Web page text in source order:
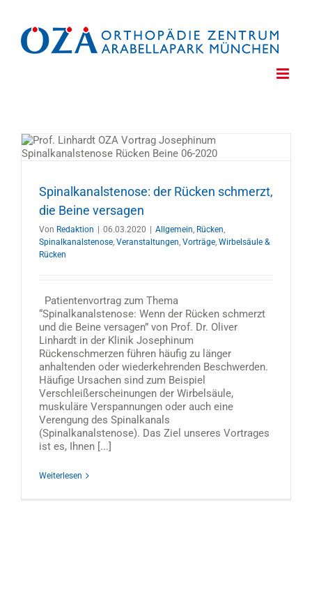
springen
Spinalkanalstenose: der Rücken schmerzt,
die Beine versagen
Von Redaktion 06.03.2020 Allgemein, Rücken,
Spinalkanalstenose, Veranstaltungen, Vorträge, Wirbelsäule &
Rücken
Patientenvortrag zum Thema
“Spinalkanalstenose: Wenn der Rücken schmerzt
und die Beine versagen” von Prof. Dr. Oliver
Linhardt in der Klinik Josephinum
Rückenschmerzen führen häufig zu länger
anhaltenden oder wiederkehrenden Beschwerden.
Häufige Ursachen sind zum Beispiel
Verschleißerscheinungen der Wirbelsäule,
muskuläre Verspannungen oder auch eine
Verengung des Spinalkanals
(Spinalkanalstenose). Das Ziel unseres Vortrages
ist es, Ihnen [...]
Weiterlesen